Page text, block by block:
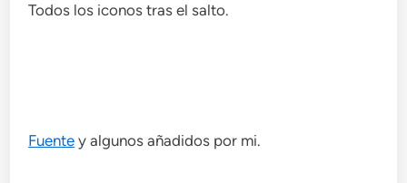
Todos los iconos tras el salto.
Fuente y algunos añadidos por mi.